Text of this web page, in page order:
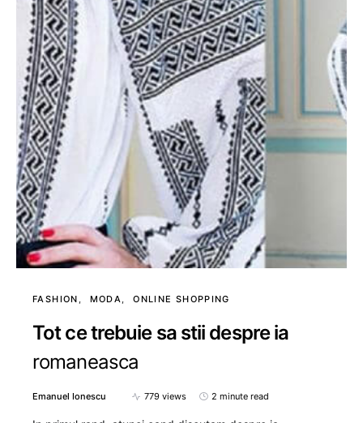
FASHION MODA ONLINE SHOPPING
Tot ce trebuie sa stii despre ia
romaneasca
Emanuel Ionescu 779 views 2 minute read